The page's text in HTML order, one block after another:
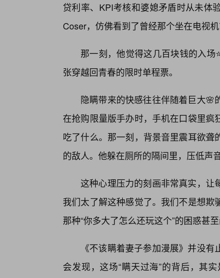
贷利率、KPI考核和婆媳矛盾时从未体
Coser，仿佛看到了曾经那个坐在电视
那一刻，他觉得这几百块钱的入
张穿越回青春的限时单程票。
隐瞒带来的快感往往伴随着巨大
在抢购限量版手办时，手机在口袋里
吃了什么。那一刻，背景音里震耳欲
的敌人。他躲在厕所的隔间里，压低声
这种心理压力的刻画非常真实，
我们太了解这种感觉了。我们不是想
那种“你多大了怎么还玩这个”的困惑甚
《不该瞒着妻子参加漫展》并没
会发现，这场“瞒天过海”的背后，其